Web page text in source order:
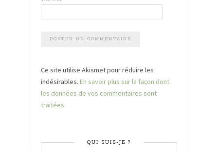
Ce site utilise Akismet pour réduire les
indésirables. En savoir plus sur la façon dont
les données de vos commentaires sont
traitées.
QUI SUIS-JE ?